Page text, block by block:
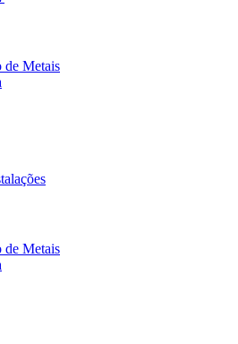
de Metais
de Metais